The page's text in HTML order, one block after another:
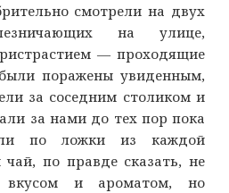
смотрели на двух
на улице,
— проходящие
поражены увиденным,
за соседним столиком и
за нами до тех пор пока
по ложки из каждой
по правде сказать, не
вкусом и ароматом, но